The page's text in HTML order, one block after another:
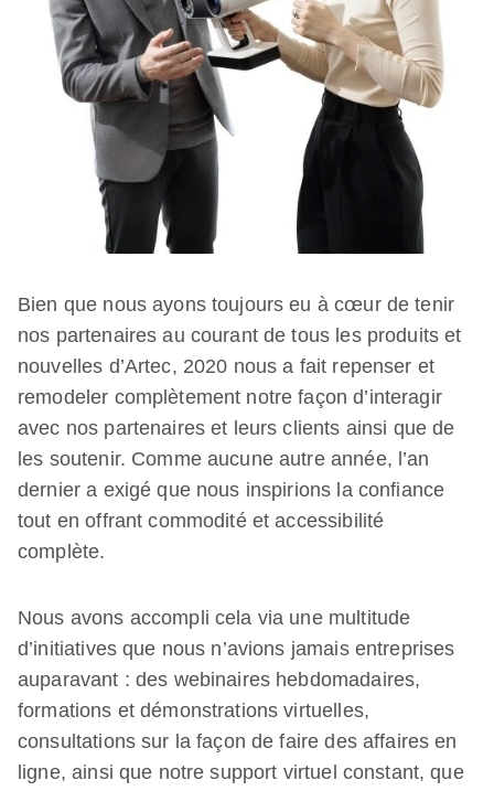
Bien que nous ayons toujours eu à cœur de tenir
nos partenaires au courant de tous les produits et
nouvelles d’Artec, 2020 nous a fait repenser et
remodeler complètement notre façon d’interagir
avec nos partenaires et leurs clients ainsi que de
les soutenir. Comme aucune autre année, l’an
dernier a exigé que nous inspirions la confiance
tout en offrant commodité et accessibilité
complète.
Nous avons accompli cela via une multitude
d’initiatives que nous n’avions jamais entreprises
auparavant : des webinaires hebdomadaires,
formations et démonstrations virtuelles,
consultations sur la façon de faire des affaires en
ligne, ainsi que notre support virtuel constant, que